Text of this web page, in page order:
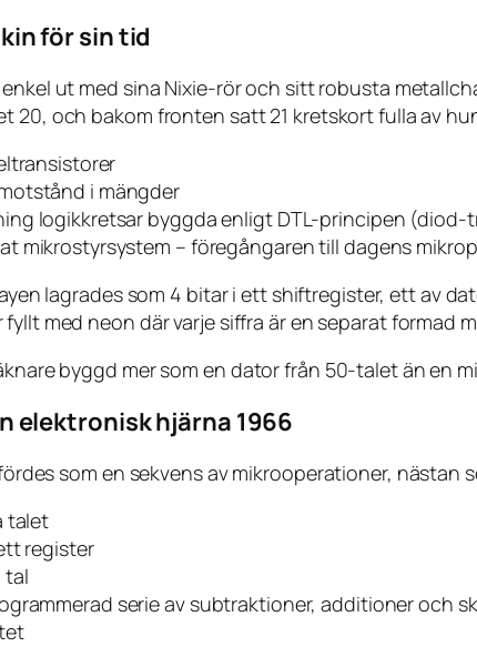
för sin tid
ut med sina Nixie-rör och sitt robusta
20, och bakom fronten satt 21 kretskort fulla av
i mängder
logikkretsar byggda enligt DTL-principen (diod-
mikrostyrsystem – föregångaren till dagens
lagrades som 4 bitar i ett shiftregister, ett av
med neon där varje siffra är en separat formad
byggd mer som en dator från 50-talet än en
elektronisk hjärna 1966
som en sekvens av mikrooperationer,
talet
register
tal
serie av subtraktioner, additioner och